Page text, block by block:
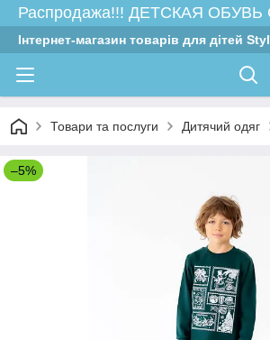
Распродажа!!! ДЕТСКАЯ
Інтернет-магазин товарів для дітей
Товари та послуги Дитячий одяг
–5%